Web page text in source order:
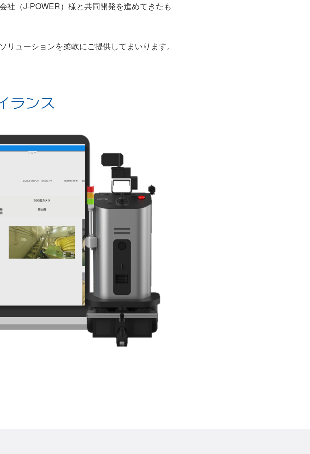
社（J-POWER）様と共同開発を進めてきたも
ューションを柔軟にご提供してまいります。